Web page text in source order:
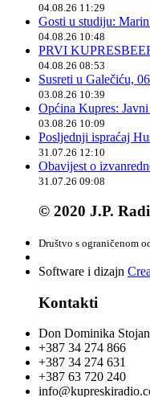
04.08.26 11:29
Gosti u studiju:
04.08.26 10:48
PRVI
04.08.26 08:53
Susreti u Galečiću,
03.08.26 10:39
Općina Kupres:
03.08.26 10:09
Posljednji ispraćaj
31.07.26 12:10
Obavijest o
31.07.26 09:08
© 2020 J.P.
Društvo s ograničenom
Software i dizajn
Kontakti
Don Dominika
+387 34 274 866
+387 34 274 631
+387 63 720 240